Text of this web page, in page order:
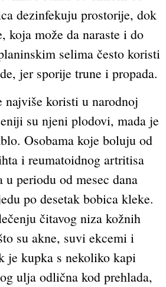
dezinfekuju prostorije, dok
koja može da naraste i do
selima često koristi
jer sporije trune i propada.
najviše koristi u narodnoj
su njeni plodovi, mada je
Osobama koje boluju od
i reumatoidnog artritisa
u periodu od mesec dana
po desetak bobica kleke.
čitavog niza kožnih
su akne, suvi ekcemi i
je kupka s nekoliko kapi
ulja odlična kod prehlada,